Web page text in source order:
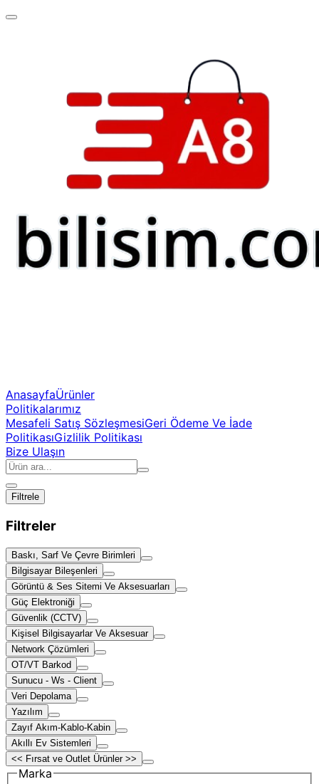
AnasayfaÜrünler
Politikalarımız
Mesafeli Satış SözleşmesiGeri Ödeme Ve İade
PolitikasıGizlilik Politikası
Bize Ulaşın
Filtrele
Filtreler
Baskı, Sarf Ve Çevre Birimleri
Bilgisayar Bileşenleri
Görüntü & Ses Sitemi Ve Aksesuarları
Güç Elektroniği
Güvenlik (CCTV)
Kişisel Bilgisayarlar Ve Aksesuar
Network Çözümleri
OT/VT Barkod
Sunucu - Ws - Client
Veri Depolama
Yazılım
Zayıf Akım-Kablo-Kabin
Akıllı Ev Sistemleri
<< Fırsat ve Outlet Ürünler >>
Marka